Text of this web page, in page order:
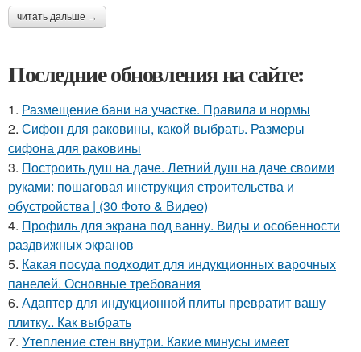
читать дальше →
Последние обновления на сайте:
1. Размещение бани на участке. Правила и нормы
2. Сифон для раковины, какой выбрать. Размеры
сифона для раковины
3. Построить душ на даче. Летний душ на даче своими
руками: пошаговая инструкция строительства и
обустройства | (30 Фото & Видео)
4. Профиль для экрана под ванну. Виды и особенности
раздвижных экранов
5. Какая посуда подходит для индукционных варочных
панелей. Основные требования
6. Адаптер для индукционной плиты превратит вашу
плитку.. Как выбрать
7. Утепление стен внутри. Какие минусы имеет